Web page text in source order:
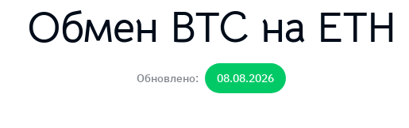
Обмен BTC на ETH
Обновлено: 08.08.2026